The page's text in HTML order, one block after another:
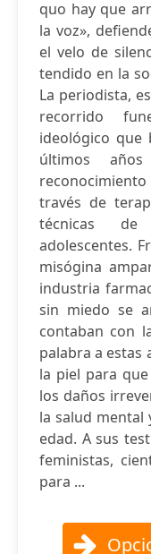
quo hay que
la voz»,
el velo de
tendido en la
La periodista,
recorrido
ideológico
últimos
través de
técnicas de
adolescentes.
misógina
industria
sin miedo se
contaban con
palabra a estas
la piel para
los daños
la salud mental
edad. A sus
feministas,
para ...